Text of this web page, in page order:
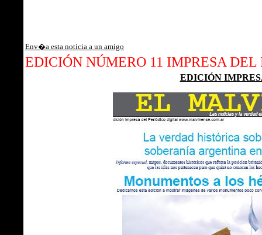
Env�a esta noticia a un amigo
EDICIÓN NÚMERO 11 IMPRESA DEL
EDICIÓN